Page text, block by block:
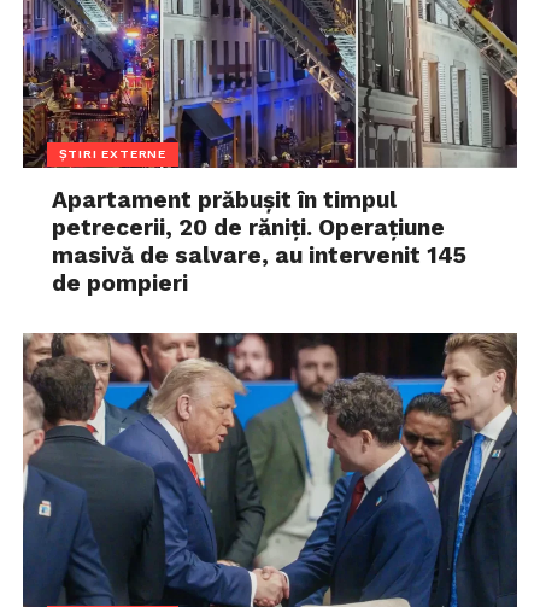
ȘTIRI EXTERNE
Apartament prăbușit în timpul
petrecerii, 20 de răniți. Operațiune
masivă de salvare, au intervenit 145
de pompieri